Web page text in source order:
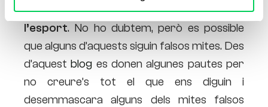
consell vinculat ambl’alimentació i
l’esport. No ho dubtem, però es possible
que alguns d’aquests siguin falsos mites. Des
d’aquestblog es donen algunes pautes per
no creure’s tot el que ens diguin i
desemmascara alguns dels mites falsos